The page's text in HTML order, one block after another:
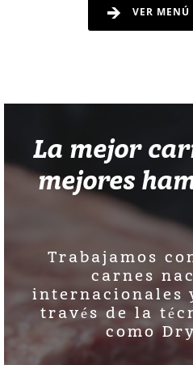
VER MENÚ
La mejor
mejores
Trabajamos
carnes
internacionales
través de la
como